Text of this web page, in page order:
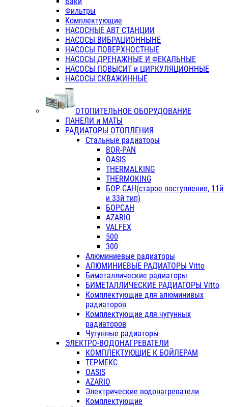
Фильтры
Комплектующие
НАСОСНЫЕ АВТ СТАНЦИИ
НАСОСЫ ВИБРАЦИОННЫНЕ
НАСОСЫ ПОВЕРХНОСТНЫЕ
НАСОСЫ ДРЕНАЖНЫЕ И ФЕКАЛЬНЫЕ
НАСОСЫ ПОВЫСИТ и ЦИРКУЛЯЦИОННЫЕ
НАСОСЫ СКВАЖИННЫЕ
ОТОПИТЕЛЬНОЕ ОБОРУДОВАНИЕ
ПАНЕЛИ и МАТЫ
РАДИАТОРЫ ОТОПЛЕНИЯ
Стальные радиаторы
BOR-PAN
OASIS
THERMALKING
THERMOKING
БОР-САН(старое поступление, 11й
и 33й тип)
БОРСАН
AZARIO
VALFEX
500
300
Алюминиевые радиаторы
АЛЮМИНИЕВЫЕ РАДИАТОРЫ Vitto
Биметаллические радиаторы
БИМЕТАЛЛИЧЕСКИЕ РАДИАТОРЫ Vitto
Комплектующие для алюминивых
радиаторов
Комплектующие для чугунных
радиаторов
Чугунные радиаторы
ЭЛЕКТРО-ВОДОНАГРЕВАТЕЛИ
КОМПЛЕКТУЮЩИЕ К БОЙЛЕРАМ
ТЕРМЕКС
OASIS
AZARIO
Электрические водонагреватели
Комплектующие